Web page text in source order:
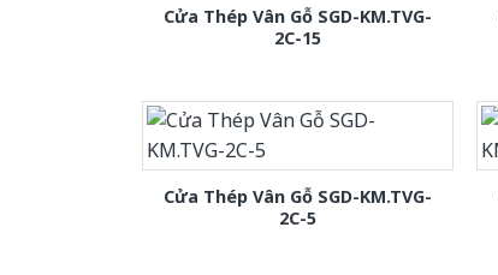
Cửa Thép Vân Gỗ SGD-KM.TVG-
2C-15
Cửa Thép Vân Gỗ SGD-KM.TVG-
2C-5